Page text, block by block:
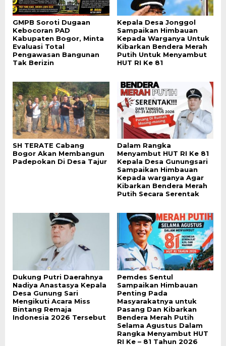
GMPB Soroti Dugaan
Kebocoran PAD
Kabupaten Bogor, Minta
Evaluasi Total
Pengawasan Bangunan
Tak Berizin
Kepala Desa Jonggol
Sampaikan Himbauan
Kepada Warganya Untuk
Kibarkan Bendera Merah
Putih Untuk Menyambut
HUT RI Ke 81
SH TERATE Cabang
Bogor Akan Membangun
Padepokan Di Desa Tajur
Dalam Rangka
Menyambut HUT RI Ke 81
Kepala Desa Gunungsari
Sampaikan Himbauan
Kepada warganya Agar
Kibarkan Bendera Merah
Putih Secara Serentak
Dukung Putri Daerahnya
Nadiya Anastasya Kepala
Desa Gunung Sari
Mengikuti Acara Miss
Bintang Remaja
Indonesia 2026 Tersebut
Pemdes Sentul
Sampaikan Himbauan
Penting Pada
Masyarakatnya untuk
Pasang Dan Kibarkan
Bendera Merah Putih
Selama Agustus Dalam
Rangka Menyambut HUT
RI Ke – 81 Tahun 2026